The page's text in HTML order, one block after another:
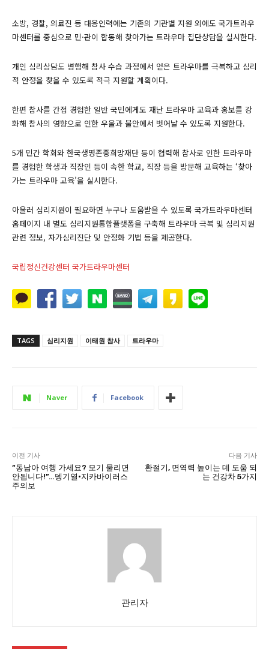
소방, 경찰, 의료진 등 대응인력에는 기존의 기관별 지원 외에도 국가트라우
마센터를 중심으로 민·관이 합동해 찾아가는 트라우마 집단상담을 실시한다.
개인 심리상담도 병행해 참사 수습 과정에서 얻은 트라우마를 극복하고 심리
적 안정을 찾을 수 있도록 적극 지원할 계획이다.
한편 참사를 간접 경험한 일반 국민에게도 재난 트라우마 교육과 홍보를 강
화해 참사의 영향으로 인한 우울과 불안에서 벗어날 수 있도록 지원한다.
5개 민간 학회와 한국생명존중희망재단 등이 협력해 참사로 인한 트라우마
를 경험한 학생과 직장인 등이 속한 학교, 직장 등을 방문해 교육하는 ‘찾아
가는 트라우마 교육’을 실시한다.
아울러 심리지원이 필요하면 누구나 도움받을 수 있도록 국가트라우마센터
홈페이지 내 별도 심리지원통합플랫폼을 구축해 트라우마 극복 및 심리지원
관련 정보, 자가심리진단 및 안정화 기법 등을 제공한다.
국립정신건강센터 국가트라우마센터
TAGS 심리지원 이태원 참사 트라우마
Naver Facebook
이전 기사
“동남아 여행 가세요? 모기 물리면
안됩니다!”…뎅기열·지카바이러스
주의보
다음 기사
환절기, 면역력 높이는 데 도움 되
는 건강차 5가지
관리자